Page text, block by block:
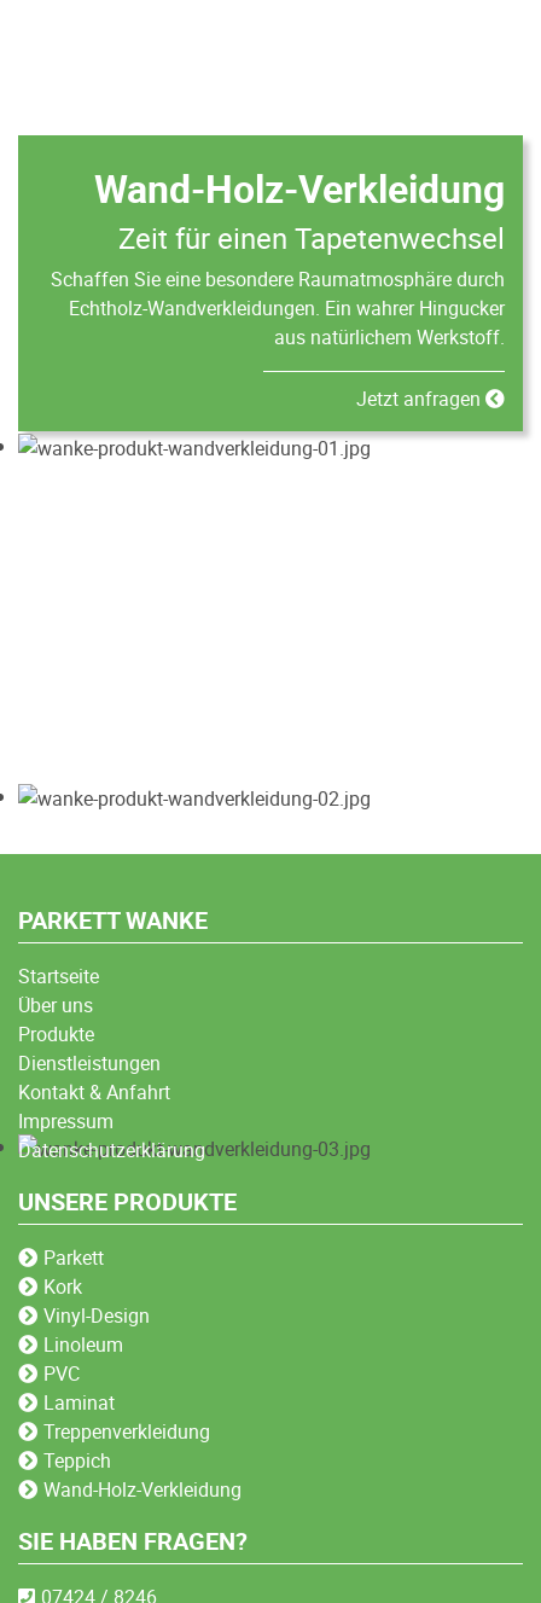
Wand-Holz-Verkleidung
Zeit für einen Tapetenwechsel
Schaffen Sie eine besondere Raumatmosphäre durch
Echtholz-Wandverkleidungen. Ein wahrer Hingucker
aus natürlichem Werkstoff.
Jetzt anfragen
PARKETT WANKE
Startseite
Über uns
Produkte
Dienstleistungen
Kontakt & Anfahrt
Impressum
Datenschutzerklärung
UNSERE PRODUKTE
Parkett
Kork
Vinyl-Design
Linoleum
PVC
Laminat
Treppenverkleidung
Teppich
Wand-Holz-Verkleidung
SIE HABEN FRAGEN?
07424 / 8246